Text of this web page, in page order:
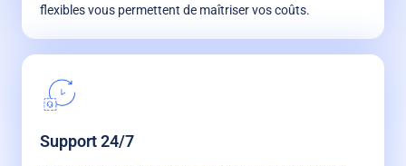
flexibles vous permettent de maîtriser vos coûts.
Support 24/7